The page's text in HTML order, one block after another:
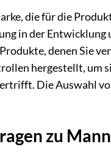
die für die
in der
denen Sie
hergestellt, um
Die Auswahl
zu